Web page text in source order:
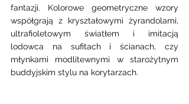
fantazji. Kolorowe geometryczne wzory
współgrają z kryształowymi żyrandolami,
ultrafioletowym światłem i imitacją
lodowca na sufitach i ścianach, czy
młynkami modlitewnymi w starożytnym
buddyjskim stylu na korytarzach.